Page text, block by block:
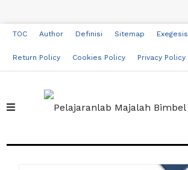
TOC Author Definisi Sitemap Exegesis
Return Policy Cookies Policy Privacy Policy